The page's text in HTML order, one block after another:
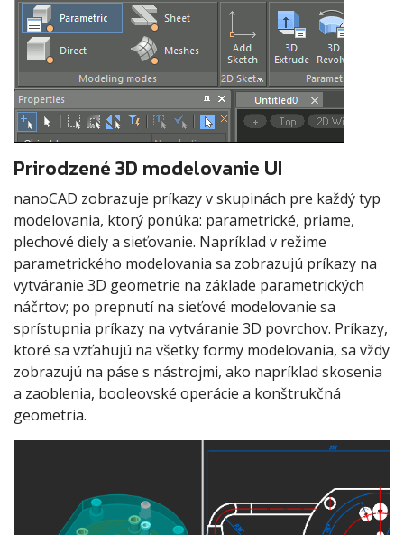
Prirodzené 3D modelovanie UI
nanoCAD zobrazuje príkazy v skupinách pre každý typ
modelovania, ktorý ponúka: parametrické, priame,
plechové diely a sieťovanie. Napríklad v režime
parametrického modelovania sa zobrazujú príkazy na
vytváranie 3D geometrie na základe parametrických
náčrtov; po prepnutí na sieťové modelovanie sa
sprístupnia príkazy na vytváranie 3D povrchov. Príkazy,
ktoré sa vzťahujú na všetky formy modelovania, sa vždy
zobrazujú na páse s nástrojmi, ako napríklad skosenia
a zaoblenia, booleovské operácie a konštrukčná
geometria.